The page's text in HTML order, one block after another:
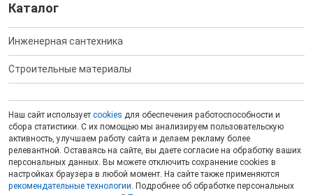
Каталог
Инженерная сантехника
Строительные материалы
Наш сайт использует cookies для обеспечения работоспособности и
сбора статистики. С их помощью мы анализируем пользовательскую
активность, улучшаем работу сайта и делаем рекламу более
релевантной. Оставаясь на сайте, вы даете согласие на обработку ваших
персональных данных. Вы можете отключить сохранение cookies в
настройках браузера в любой момент. На сайте также применяются
рекомендательные технологии. Подробнее об обработке персональных